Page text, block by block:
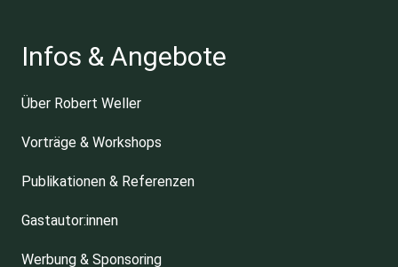
Infos & Angebote
Über Robert Weller
Vorträge & Workshops
Publikationen & Referenzen
Gastautor:innen
Werbung & Sponsoring